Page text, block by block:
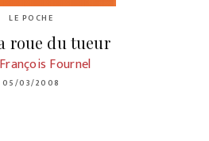
LE POCHE
roue du tueur
Fournel
05/03/2008